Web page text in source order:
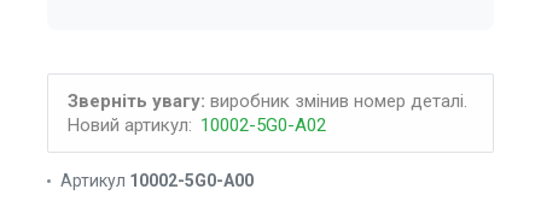
Зверніть увагу: виробник змінив номер деталі.
Новий артикул: 10002-5G0-A02
Артикул 10002-5G0-A00